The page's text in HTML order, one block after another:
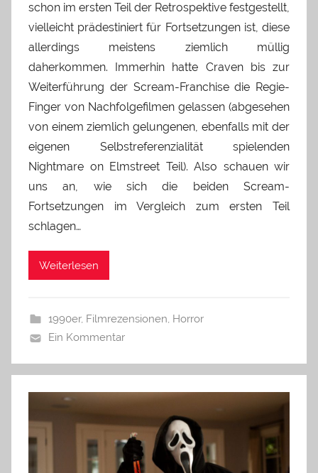
schon im ersten Teil der Retrospektive festgestellt,
vielleicht prädestiniert für Fortsetzungen ist, diese
allerdings meistens ziemlich müllig
daherkommen. Immerhin hatte Craven bis zur
Weiterführung der Scream-Franchise die Regie-
Finger von Nachfolgefilmen gelassen (abgesehen
von einem ziemlich gelungenen, ebenfalls mit der
eigenen Selbstreferenzialität spielenden
Nightmare on Elmstreet Teil). Also schauen wir
uns an, wie sich die beiden Scream-
Fortsetzungen im Vergleich zum ersten Teil
schlagen…
Weiterlesen
1990er, Filmrezensionen, Horror
Ein Kommentar